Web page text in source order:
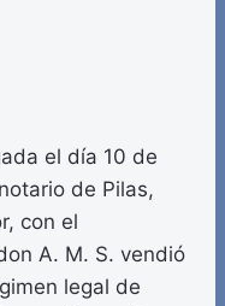
el día 10 de
de Pilas,
con el
A. M. S. vendió
legal de